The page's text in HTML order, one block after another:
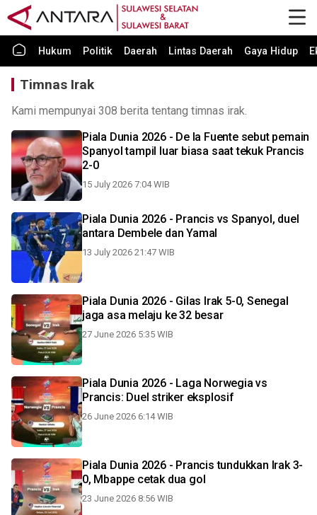
Hukum Politik Daerah Lintas Daerah Gaya Hidup
Timnas Irak
Kami mempunyai 308 berita tentang timnas irak.
Piala Dunia 2026 - De la Fuente sebut pemain
Spanyol tampil luar biasa saat tekuk Prancis
2-0
15 July 2026 7:04 WIB
Piala Dunia 2026 - Prancis vs Spanyol, duel
antara Dembele dan Yamal
13 July 2026 21:47 WIB
Piala Dunia 2026 - Gilas Irak 5-0, Senegal
jaga asa melaju ke 32 besar
27 June 2026 5:35 WIB
Piala Dunia 2026 - Laga Norwegia vs
Prancis: Duel striker eksplosif
26 June 2026 6:14 WIB
Piala Dunia 2026 - Prancis tundukkan Irak 3-
0, Mbappe cetak dua gol
23 June 2026 8:56 WIB